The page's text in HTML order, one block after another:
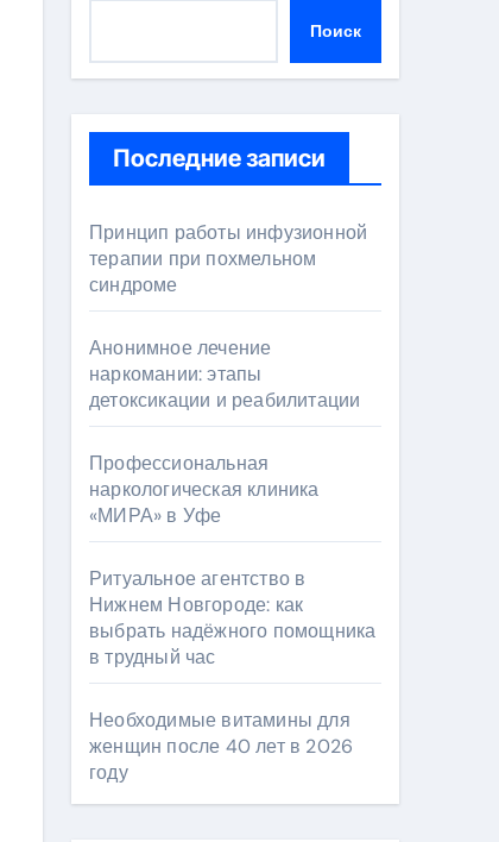
Поиск
Последние записи
Принцип работы инфузионной
терапии при похмельном
синдроме
Анонимное лечение
наркомании: этапы
детоксикации и реабилитации
Профессиональная
наркологическая клиника
«МИРА» в Уфе
Ритуальное агентство в
Нижнем Новгороде: как
выбрать надёжного помощника
в трудный час
Необходимые витамины для
женщин после 40 лет в 2026
году